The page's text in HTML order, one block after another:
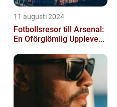
11 augusti 2024
Fotbollsresor till Arsenal:
En Oförglömlig Uppleve...